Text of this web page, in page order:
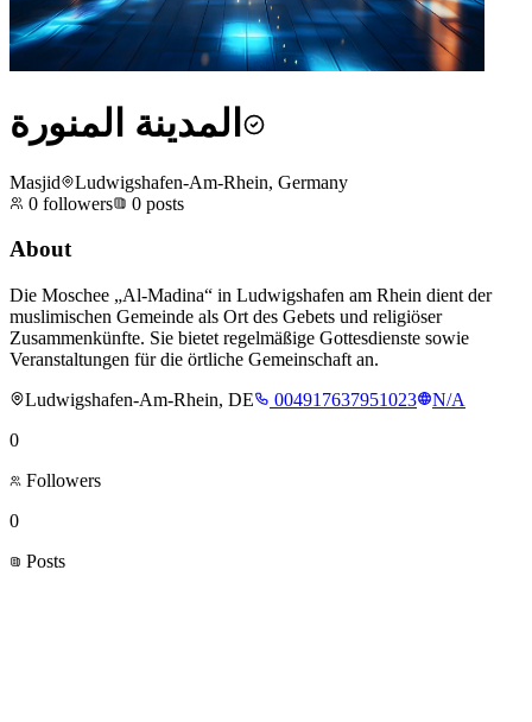
المدينة المنورة
Masjid
Ludwigshafen-Am-Rhein, Germany
0 followers 0 posts
About
Die Moschee „Al-Madina“ in Ludwigshafen am Rhein dient der
muslimischen Gemeinde als Ort des Gebets und religiöser
Zusammenkünfte. Sie bietet regelmäßige Gottesdienste sowie
Veranstaltungen für die örtliche Gemeinschaft an.
Ludwigshafen-Am-Rhein, DE
004917637951023
N/A
0
Followers
0
Posts